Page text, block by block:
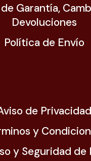
Garantía,
Devoluciones
Política de Envío
de Privacidad
y
y Seguridad de